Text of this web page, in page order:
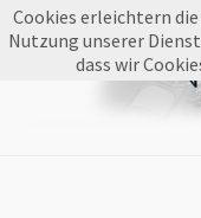
Cookies erleichtern
Nutzung unserer
dass wir